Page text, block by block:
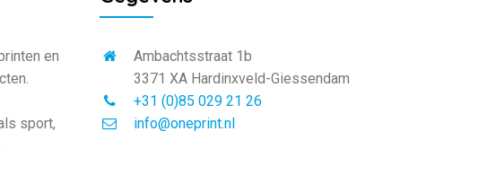
en
sport,
Ambachtsstraat 1b
3371 XA Hardinxveld-Giessendam
+31 (0)85 029 21 26
info@oneprint.nl